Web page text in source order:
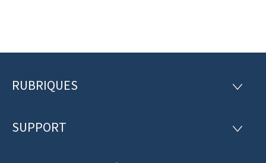
P
e
RUBRIQUES
R
R
SUPPORT
S